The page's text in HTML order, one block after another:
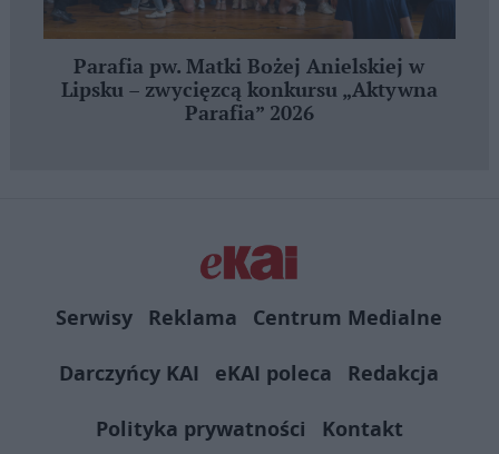
Parafia pw. Matki Bożej Anielskiej w
Lipsku – zwycięzcą konkursu „Aktywna
Parafia” 2026
Serwisy Reklama
Centrum Medialne
Darczyńcy KAI
eKAI poleca
Redakcja
Polityka prywatności
Kontakt